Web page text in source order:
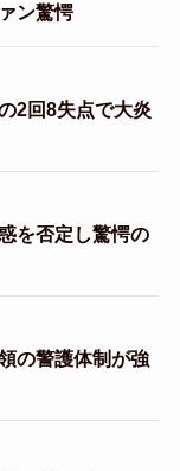
ン驚愕
2回8失点で大炎
を否定し驚愕の
の警護体制が強